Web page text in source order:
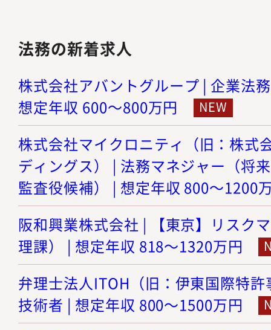
法務の新着求人
株式会社アバントグループ | 企業法
想定年収 600～800万円
株式会社マイクロニティ（旧：株式
ディングス） | 法務マネジャー（将
監査役候補） | 想定年収 800～1200
阪和興業株式会社 | 【東京】リスク
理課） | 想定年収 818～1320万円
弁理士法人ITOH（旧：伊東国際特
技術者 | 想定年収 800～1500万円